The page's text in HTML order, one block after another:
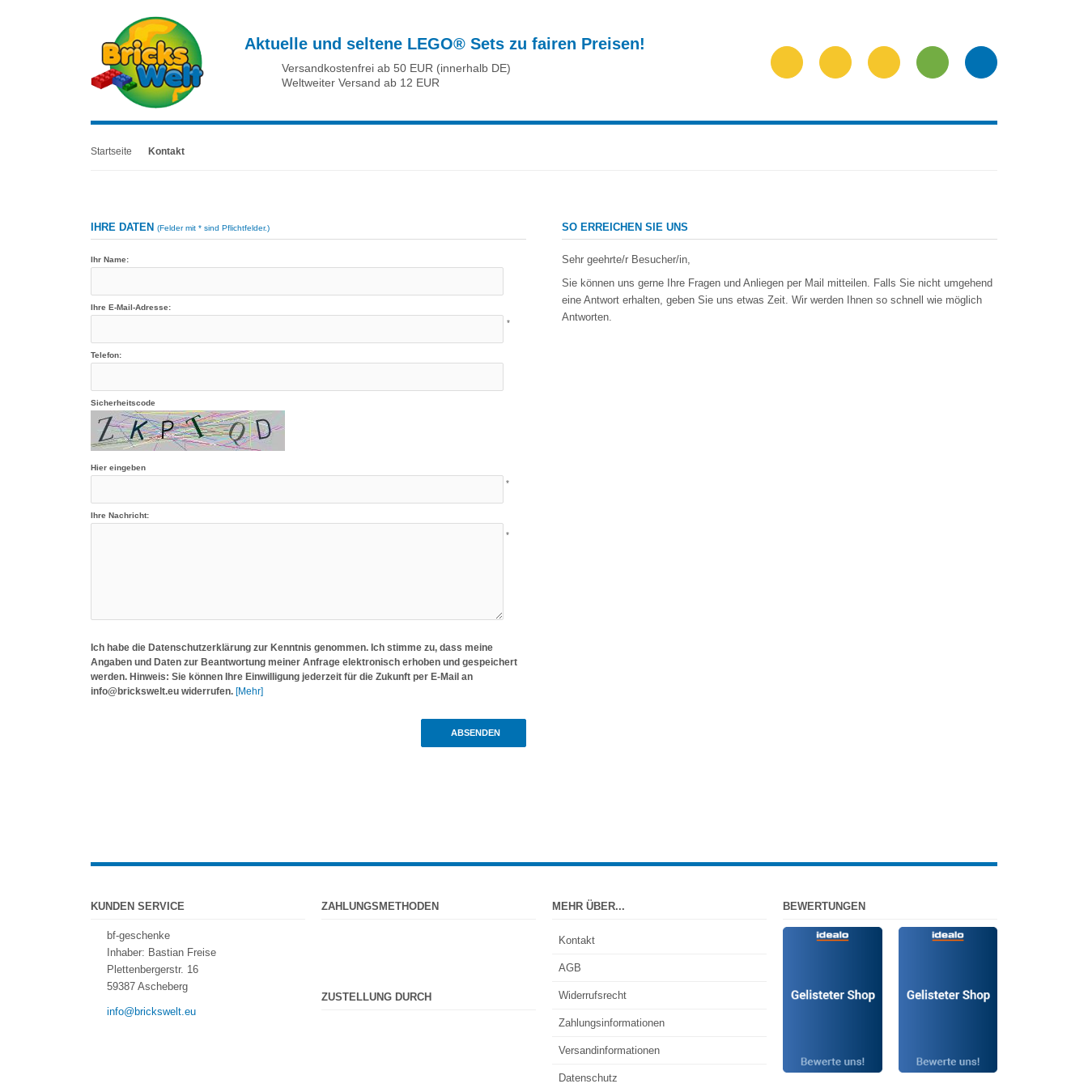
Aktuelle und seltene LEGO® Sets zu fairen Preisen!
Versandkostenfrei ab 50 EUR (innerhalb DE)
Weltweiter Versand ab 12 EUR
Startseite Kontakt
IHRE DATEN (Felder mit * sind Pflichtfelder.)
Ihr Name:
Ihre E-Mail-Adresse:
*
Telefon:
Sicherheitscode
Hier eingeben
*
Ihre Nachricht:
*
Ich habe die Datenschutzerklärung zur Kenntnis genommen. Ich stimme zu, dass meine
Angaben und Daten zur Beantwortung meiner Anfrage elektronisch erhoben und gespeichert
werden. Hinweis: Sie können Ihre Einwilligung jederzeit für die Zukunft per E-Mail an
info@brickswelt.eu widerrufen. [Mehr]
ABSENDEN
SO ERREICHEN SIE UNS
Sehr geehrte/r Besucher/in,
Sie können uns gerne Ihre Fragen und Anliegen per Mail mitteilen. Falls Sie nicht umgehend
eine Antwort erhalten, geben Sie uns etwas Zeit. Wir werden Ihnen so schnell wie möglich
Antworten.
KUNDEN SERVICE
bf-geschenke
Inhaber: Bastian Freise
Plettenbergerstr. 16
59387 Ascheberg
info@brickswelt.eu
ZAHLUNGSMETHODEN
ZUSTELLUNG DURCH
MEHR ÜBER...
Kontakt
AGB
Widerrufsrecht
Zahlungsinformationen
Versandinformationen
Datenschutz
BEWERTUNGEN